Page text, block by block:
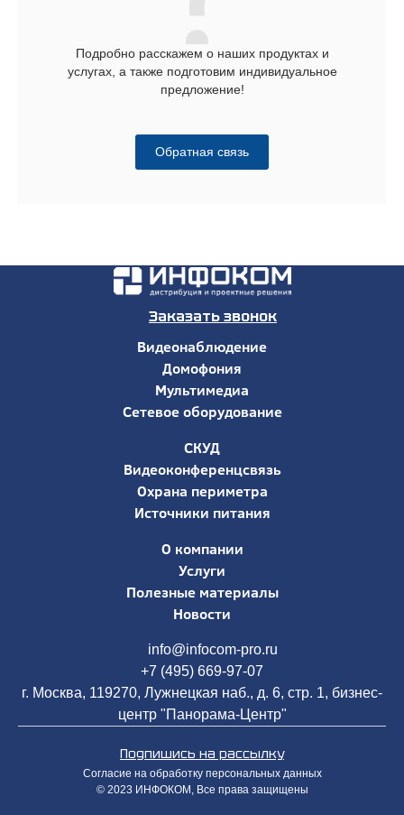
Подробно расскажем о наших продуктах и
услугах, а также подготовим индивидуальное
предложение!
Обратная связь
Заказать звонок
Видеонаблюдение
Домофония
Мультимедиа
Сетевое оборудование
СКУД
Видеоконференцсвязь
Охрана периметра
Источники питания
О компании
Услуги
Полезные материалы
Новости
info@infocom-pro.ru
+7 (495) 669-97-07
г. Москва, 119270, Лужнецкая наб., д. 6, стр. 1, бизнес-
центр "Панорама-Центр"
Подпишись на рассылку
Согласие на обработку персональных данных
© 2023 ИНФОКОМ, Все права защищены